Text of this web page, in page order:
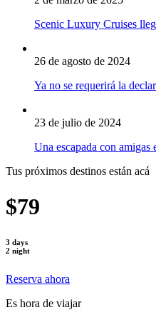
Scenic Luxury Cruises
26 de agosto de 2024
Ya no se requerirá la
23 de julio de 2024
Una escapada con
Tus próximos destinos están acá
$79
3 days
2 night
Reserva ahora
Es hora de viajar